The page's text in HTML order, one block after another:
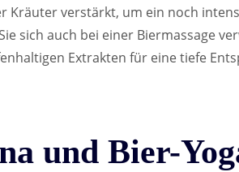
Kräuter verstärkt, um ein noch
sich auch bei einer Biermassage
Extrakten für eine tiefe
und Bier-